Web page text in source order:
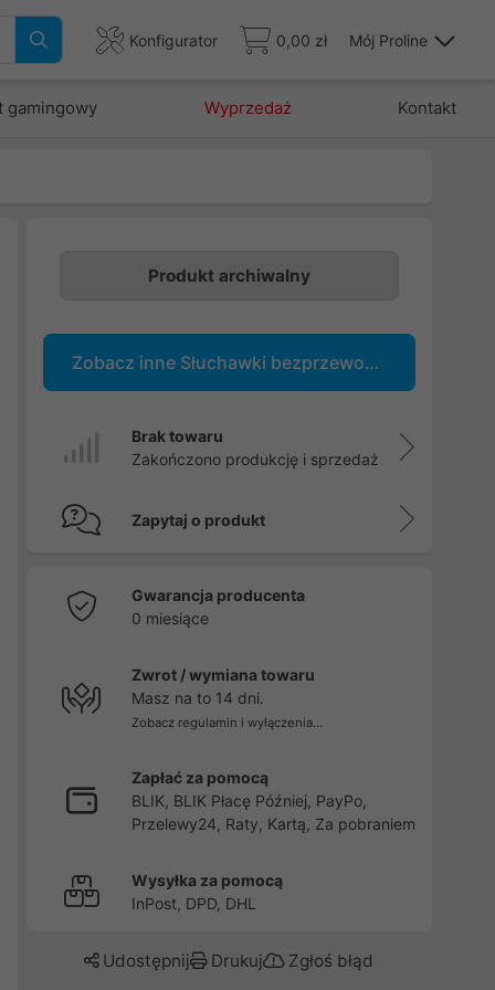
Konfigurator 0,00 zł Mój Proline
gamingowy Wyprzedaż Kontakt
Produkt archiwalny
Zobacz inne Słuchawki bezprzewodowe
Brak towaru
Zakończono produkcję i sprzedaż
Zapytaj o produkt
Gwarancja producenta
0 miesiące
Zwrot / wymiana towaru
Masz na to 14 dni.
Zobacz regulamin i wyłączenia...
Zapłać za pomocą
BLIK, BLIK Płacę Później, PayPo,
Przelewy24, Raty, Kartą, Za pobraniem
Wysyłka za pomocą
InPost, DPD, DHL
Udostępnij Drukuj Zgłoś błąd